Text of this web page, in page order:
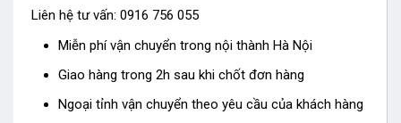
Liên hệ tư vấn: 0916 756 055
Miễn phí vận chuyển trong nội thành Hà Nội
Giao hàng trong 2h sau khi chốt đơn hàng
Ngoại tỉnh vận chuyển theo yêu cầu của khách hàng